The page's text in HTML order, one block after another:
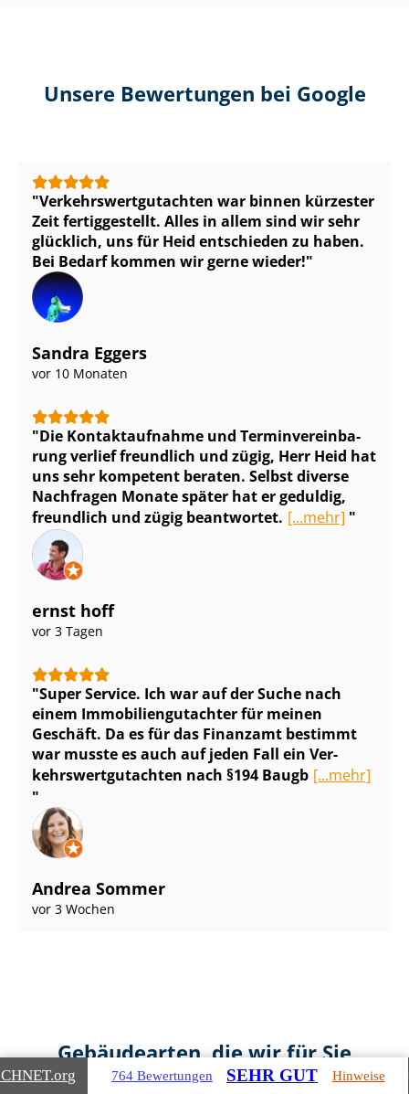
Unsere Bewertungen bei Google
Ver­kehrs­wert­gut­ach­ten war binnen kürzester
Zeit fertiggestellt. Alles in allem sind wir sehr
glücklich, uns für Heid entschieden zu haben.
Bei Bedarf kommen wir gerne wieder!
Sandra Eggers
vor 10 Monaten
Die Kontaktaufnahme und Ter­min­ver­ein­ba­
rung verlief freundlich und zügig, Herr Heid hat
uns sehr kompetent beraten. Selbst diverse
Nachfragen Monate später hat er geduldig,
freundlich und zügig beantwortet. [...mehr]
ernst hoff
vor 3 Tagen
Super Service. Ich war auf der Suche nach
einem Im­mo­bi­li­en­gut­ach­ter für meinen
Geschäft. Da es für das Finanzamt bestimmt
war musste es auch auf jeden Fall ein Ver­
kehrs­wert­gut­ach­ten nach §194 Baugb [...mehr]
Andrea Sommer
vor 3 Wochen
Gebäudearten, die wir für Sie
bewerten
.org 764 Bewertungen SEHR GUT Hinweise